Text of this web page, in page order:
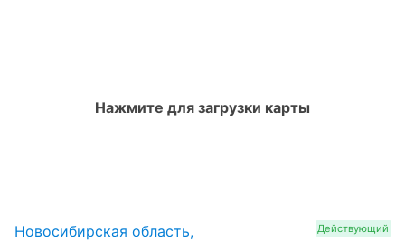
Нажмите для загрузки карты
Новосибирская область,
Действующий